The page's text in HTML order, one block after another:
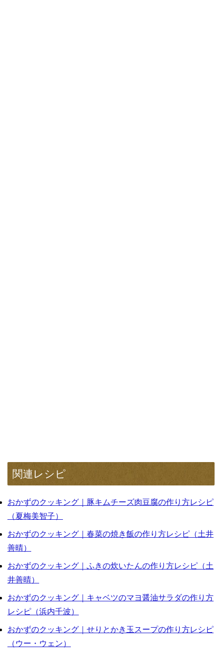
関連レシピ
おかずのクッキング｜豚キムチーズ肉豆腐の作り方レシピ
（夏梅美智子）
おかずのクッキング｜春菜の焼き飯の作り方レシピ（土井
善晴）
おかずのクッキング｜ふきの炊いたんの作り方レシピ（土
井善晴）
おかずのクッキング｜キャベツのマヨ醤油サラダの作り方
レシピ（浜内千波）
おかずのクッキング｜せりとかき玉スープの作り方レシピ
（ウー・ウェン）